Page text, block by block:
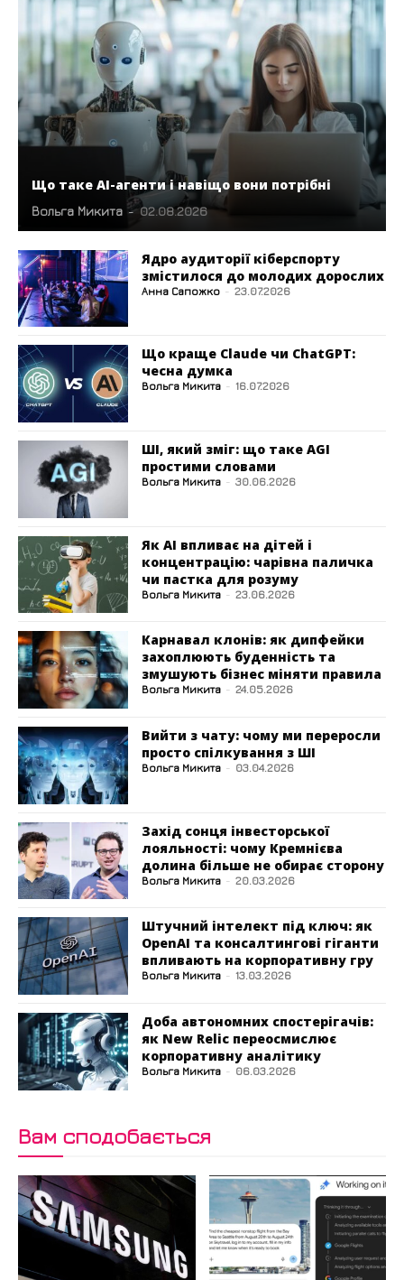
Що таке AI-агенти і навіщо вони потрібні
Вольга Микита - 02.08.2026
Ядро аудиторії кіберспорту
змістилося до молодих дорослих
Анна Сапожко - 23.07.2026
Що краще Claude чи ChatGPT:
чесна думка
Вольга Микита - 16.07.2026
ШІ, який зміг: що таке AGI
простими словами
Вольга Микита - 30.06.2026
Як AI впливає на дітей і
концентрацію: чарівна паличка
чи пастка для розуму
Вольга Микита - 23.06.2026
Карнавал клонів: як дипфейки
захоплюють буденність та
змушують бізнес міняти правила
Вольга Микита - 24.05.2026
Вийти з чату: чому ми переросли
просто спілкування з ШІ
Вольга Микита - 03.04.2026
Захід сонця інвесторської
лояльності: чому Кремнієва
долина більше не обирає сторону
Вольга Микита - 20.03.2026
Штучний інтелект під ключ: як
OpenAI та консалтингові гіганти
впливають на корпоративну гру
Вольга Микита - 13.03.2026
Доба автономних спостерігачів:
як New Relic переосмислює
корпоративну аналітику
Вольга Микита - 06.03.2026
Вам сподобається